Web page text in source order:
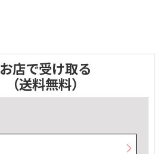
お店で受け取る
（送料無料）